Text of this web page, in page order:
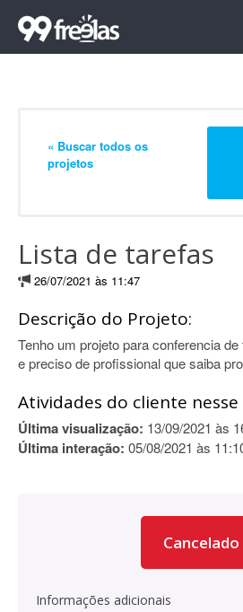
« Buscar todos os
projetos
Lista de tarefas
26/07/2021 às 11:47
Descrição do Projeto:
Tenho um projeto para conferencia
e preciso de profissional que saiba
Atividades do cliente
Última visualização: 13/09/2021 às
Última interação: 05/08/2021 às
Cancelado
Informações adicionais